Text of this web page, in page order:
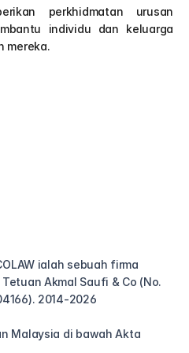
perkhidmatan urusan
individu dan keluarga
mereka.
ialah sebuah firma
Akmal Saufi & Co (No.
2014-2026
Malaysia di bawah Akta